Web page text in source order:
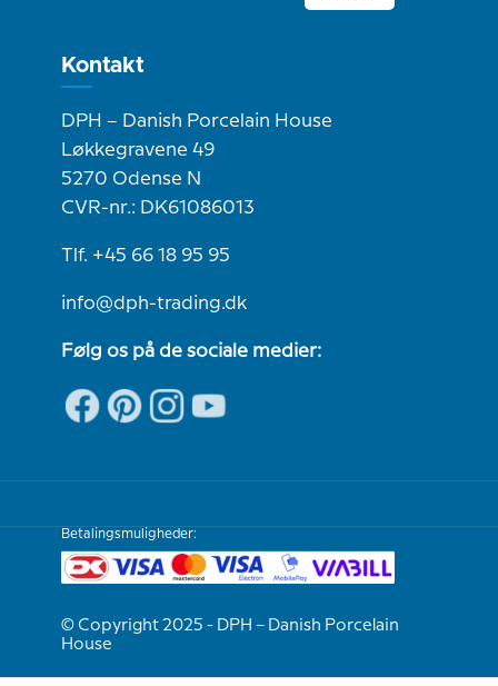
Kontakt
DPH – Danish Porcelain House
Løkkegravene 49
5270 Odense N
CVR-nr.: DK61086013
Tlf. +45 66 18 95 95
info@dph-trading.dk
Følg os på de sociale medier:
Betalingsmuligheder:
© Copyright 2025 - DPH – Danish Porcelain
House